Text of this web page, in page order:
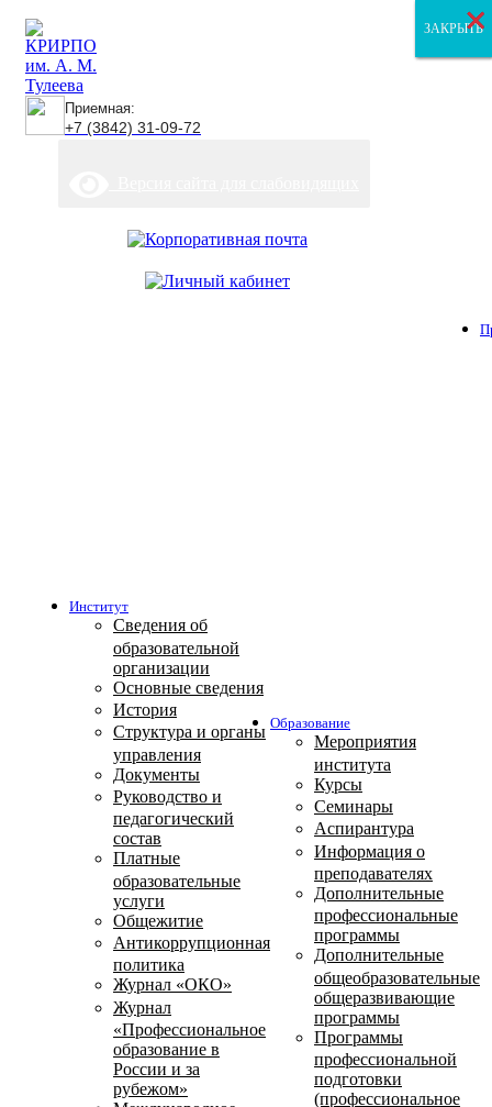
Приемная:
+7 (3842) 31-09-72
Институт
Сведения об
образовательной
организации
Основные сведения
История
Структура и органы
управления
Документы
Руководство и
педагогический
состав
Платные
образовательные
услуги
Общежитие
Антикоррупционная
политика
Журнал «ОКО»
Журнал
«Профессиональное
образование в
России и за
рубежом»
Образование
Мероприятия
института
Курсы
Семинары
Аспирантура
Информация о
преподавателях
Дополнительные
профессиональные
программы
Дополнительные
общеобразовательные
общеразвивающие
программы
Программы
профессиональной
подготовки
(профессиональное
ЗАКРЫТЬ
ЗАКРЫТЬ
ЗАКРЫТЬ
×
×
×